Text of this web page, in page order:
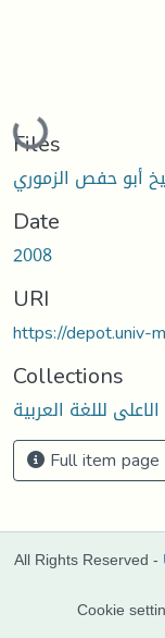
Loading...
Files
Date
2008
URI
https://depot.univ-
Collections
لللغة العربية
Full item page
All Rights Reserved -
Cookie